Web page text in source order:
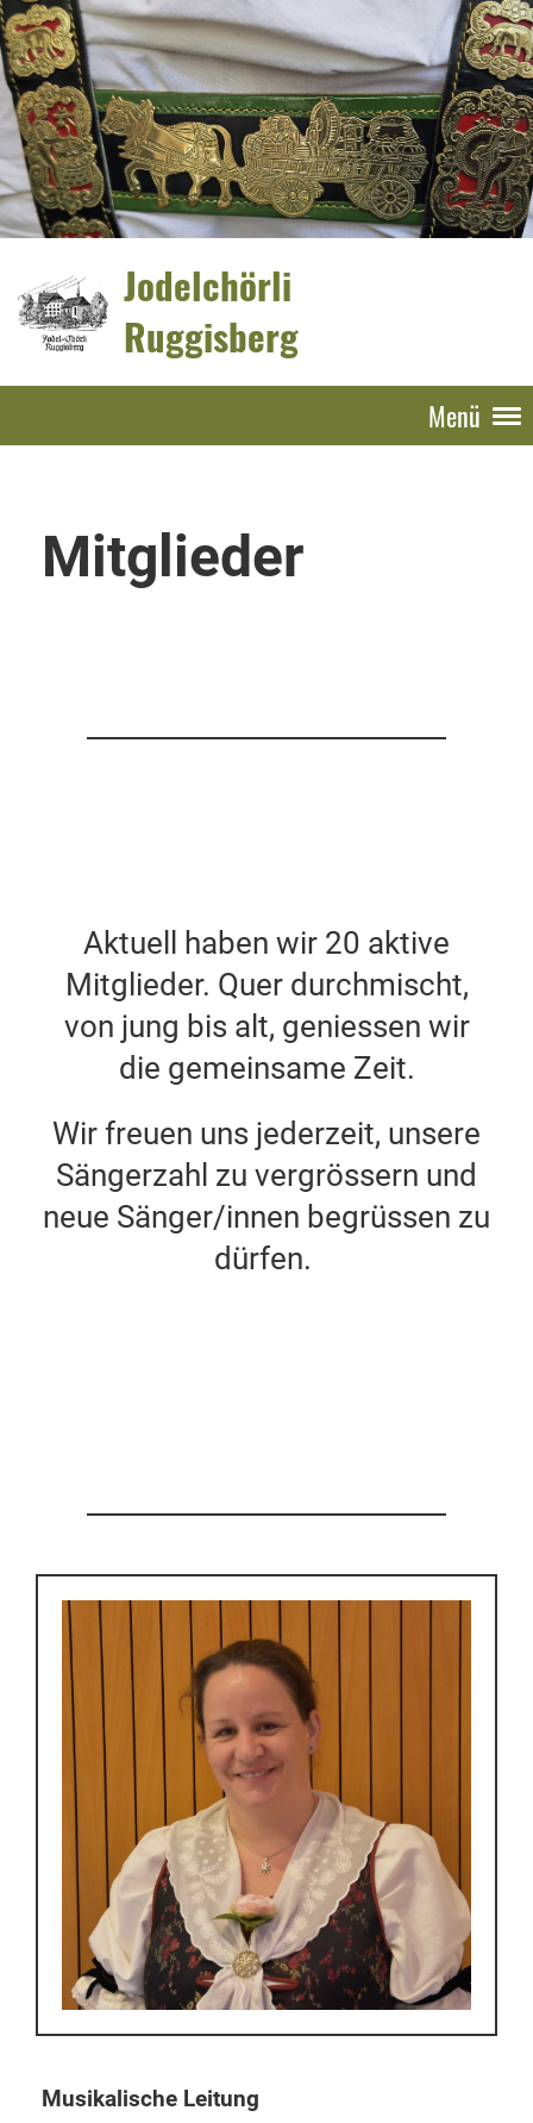
Jodelchörli
Ruggisberg
Menü
Mitglieder
Aktuell haben wir 20 aktive
Mitglieder. Quer durchmischt,
von jung bis alt, geniessen wir
die gemeinsame Zeit.
Wir freuen uns jederzeit, unsere
Sängerzahl zu vergrössern und
neue Sänger/innen begrüssen zu
dürfen.
Musikalische Leitung